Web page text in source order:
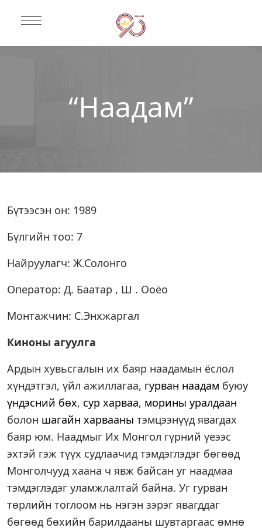
“Наадам”
Бүтээсэн он: 1989
Бүлгийн тоо: 7
Найруулагч: Ж.Солонго
Оператор: Д. Баатар , Ш . Ооёо
Монтажчин: С.Энхжаргал
Киноны агуулга
Ардын хувьсгалын их баяр наадамын ёслол
хүндэтгэл, үйл ажиллагаа, гурван наадам буюу
үндэсний бөх, сур харваа, морины уралдаан
болон шагайн харвааны тэмцээнүүд явагдах
баяр юм. Наадмыг Их Монгол гүрний үеээс
эхтэй гэж түүх судлаачид тэмдэглэдэг бөгөөд
Монголчууд хаана ч явж байсан уг наадмаа
тэмдэглэдэг уламжлалтай байна. Уг гурван
төрлийн тоглоом нь нэгэн зэрэг явагддаг
бөгөөд бөхийн барилдааны шувтаргаас өмнө